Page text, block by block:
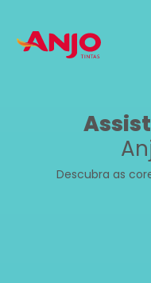
Descubra as